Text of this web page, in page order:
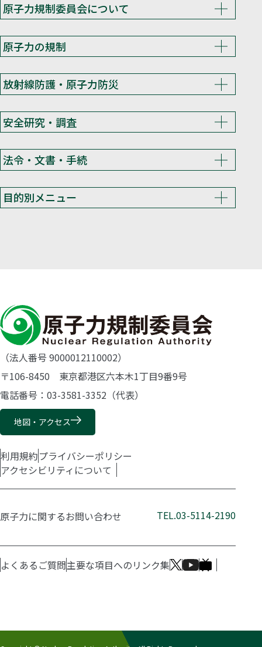
原子力規制委員会について
原子力の規制
放射線防護・原子力防災
安全研究・調査
法令・文書・手続
目的別メニュー
（法人番号 9000012110002）
〒106-8450 東京都港区六本木1丁目9番9号
電話番号：03-3581-3352（代表）
地図・アクセス
利用規約プライバシーポリシー
アクセシビリティについて
原子力に関するお問い合わせ TEL.03-5114-2190
よくあるご質問主要な項目へのリンク集